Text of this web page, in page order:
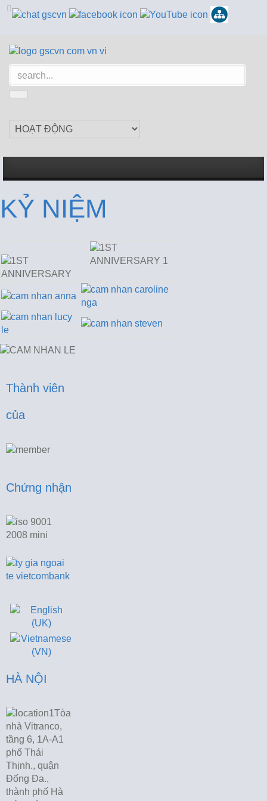
KỶ NIỆM
Thành viên
của
Chứng nhận
HÀ NỘI
Tòa
nhà Vitranco,
tầng 6, 1A-A1
phố Thái
Thịnh., quận
Đống Đa.,
thành phố Hà